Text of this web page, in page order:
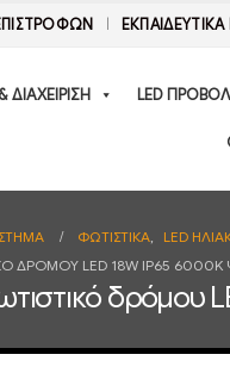
ΔΙΑΧΕΙΡΙΣΗ LED
ΦΩΤΙΣΤΙΚΑ, LED
ΔΡΌΜΟΥ LED 18W IP65
δρόμου